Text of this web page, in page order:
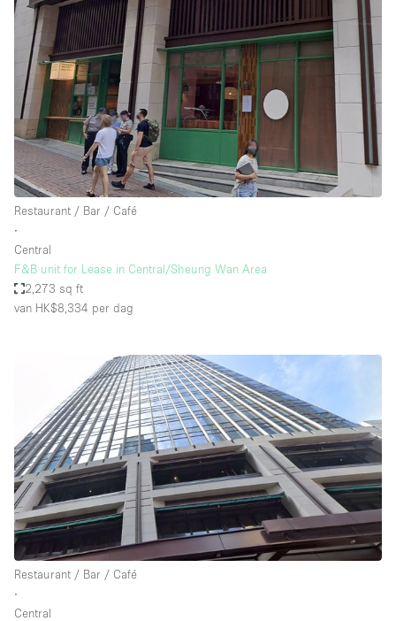
Restaurant / Bar / Café
∙
Central
F&B unit for Lease in Central/Sheung Wan Area
2,273 sq ft
van HK$8,334 per dag
Restaurant / Bar / Café
∙
Central